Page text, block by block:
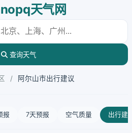
天气网
查询天气
/ 阿尔山市出行建议
报 7天预报 空气质量 出行建